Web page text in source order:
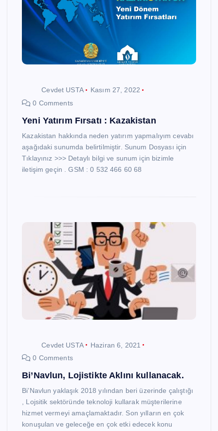
Cevdet USTA
Kasım 27, 2022
0 Comments
Yeni Yatırım Fırsatı : Kazakistan
Kazakistan hakkında neden yatırım yapmalıyım cevabı
aşağıdaki sunumda belirtilmiştir. Sunum Dosyası için
Tıklayınız >>> Detaylı bilgi ve sunum için bizimle
iletişim geçin . GSM : 0 532 466 60 68
Cevdet USTA
Haziran 6, 2021
0 Comments
Bi’Navlun, Lojistikte Aklını kullanacak.
Bi’Navlun yaklaşık 2018 yılından beri üzerinde çalıştığı
, Lojsitik sektöründe teknoloji kullarak müşterilerine
hizmet vermeyi amaçlamaktadır. Son yılların en çok
konuşulan ve geleceğe en çok etki edecek konu